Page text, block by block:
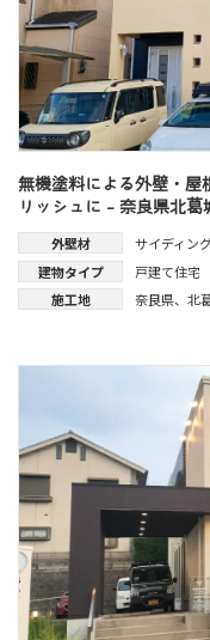
無機塗料による外壁・
リッシュに - 奈良県北葛
外壁材
サイディン
建物タイプ
戸建て住宅
施工地
奈良県、 北